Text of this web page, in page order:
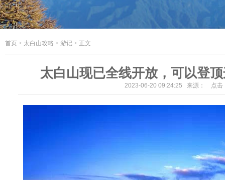
首页 > 太白山攻略 > 游记 > 正文
太白山现已全线开放，可以登
2023-06-20 09:24:25 来源： 点击